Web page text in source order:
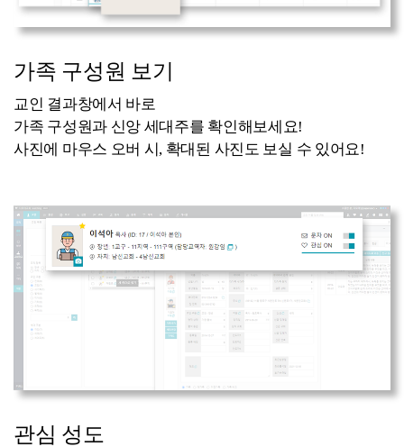
가족 구성원 보기
교인 결과창에서 바로
가족 구성원과 신앙 세대주를 확인해보세요!
사진에 마우스 오버 시, 확대된 사진도 보실 수 있어요!
관심 성도